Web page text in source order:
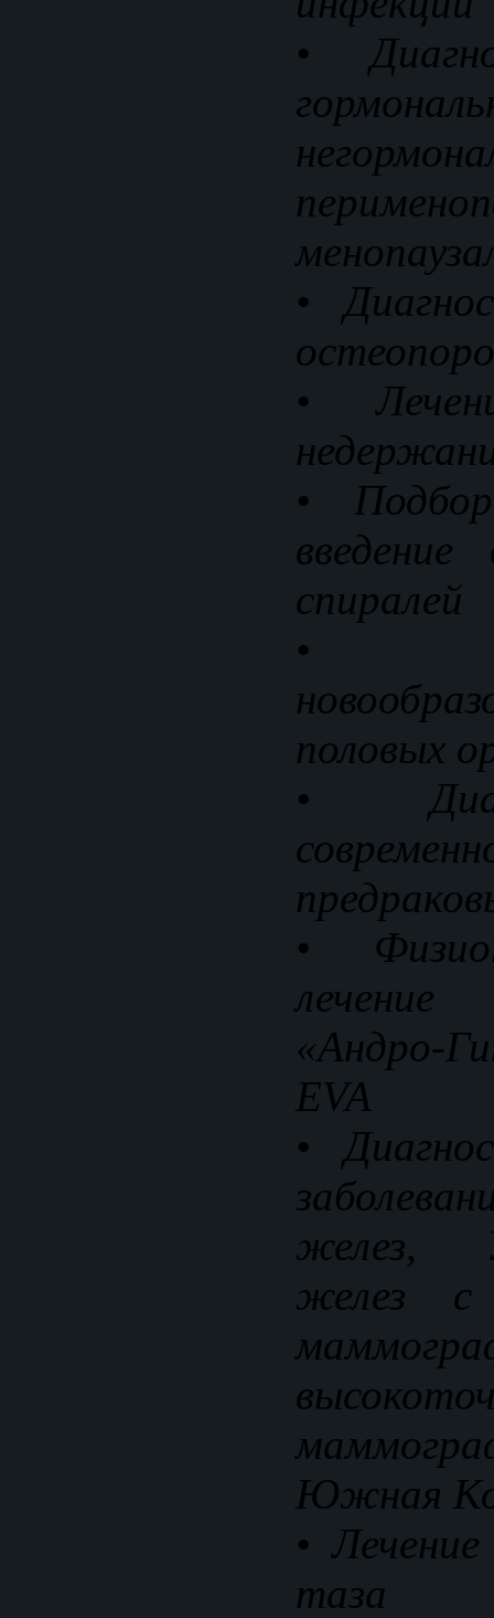
•
•
•
•
введение
спиралей
•
половых
•
•
«Андро-
EVA
•
желез,
желез с
Южная
•
таза